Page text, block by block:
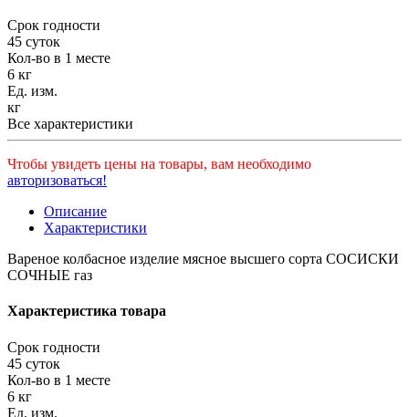
Срок годности
45 суток
Кол-во в 1 месте
6 кг
Ед. изм.
кг
Все характеристики
Чтобы увидеть цены на товары, вам необходимо
авторизоваться!
Описание
Характеристики
Вареное колбасное изделие мясное высшего сорта СОСИСКИ
СОЧНЫЕ газ
Характеристика товара
Срок годности
45 суток
Кол-во в 1 месте
6 кг
Ед. изм.